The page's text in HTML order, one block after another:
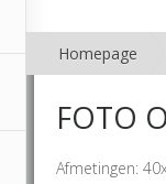
Homepage
FOTO
Afmetingen: